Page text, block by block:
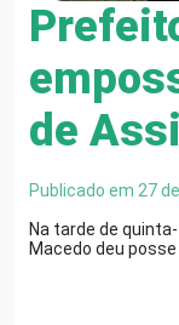
de
Publicado em 27
Na tarde de
Macedo deu